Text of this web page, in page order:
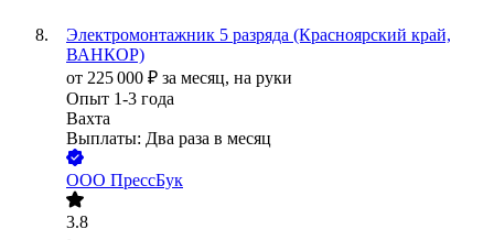
Электромонтажник 5 разряда (Красноярский край,
ВАНКОР)
от 225 000 ₽ за месяц, на руки
Опыт 1-3 года
Вахта
Выплаты: Два раза в месяц
ООО ПрессБук
3.8